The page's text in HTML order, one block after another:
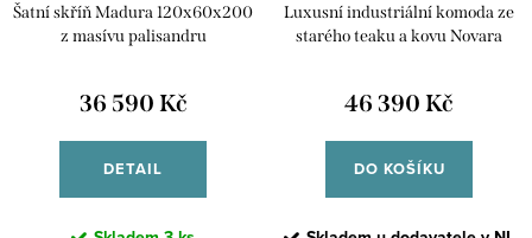
Šatní skříň Madura 120x60x200
z masívu palisandru
36 590 Kč
DETAIL
Luxusní industriální komoda ze
starého teaku a kovu Novara
46 390 Kč
DO KOŠÍKU